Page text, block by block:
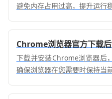
避免内存占用过高，提升运行
Chrome浏览器官方下载
下载并安装Chrome浏览器后
确保浏览器在您需要时保持当